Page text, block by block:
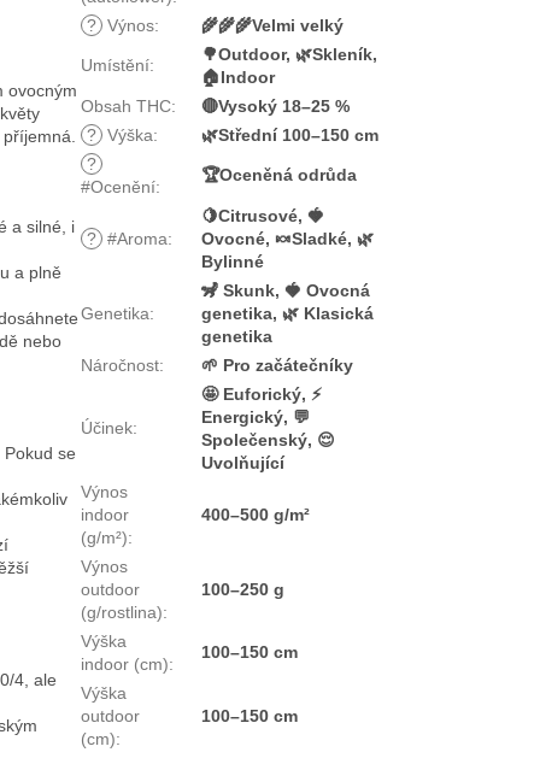
ovocným
a silné, i
a plně
nebo
se
4, ale
? Výnos: 🌾🌾🌾Velmi velký
Umístění:
🌳Outdoor, 🌿Skleník,
🏠Indoor
Obsah THC:
🔴Vysoký 18–25 %
? Výška:
🌿Střední 100–150 cm
?
#Ocenění:
🏆Oceněná odrůda
? #Aroma:
🍋Citrusové, 🍓
Ovocné, 🍬Sladké, 🌿
Bylinné
Genetika:
🦨 Skunk, 🍓 Ovocná
genetika, 🌿 Klasická
genetika
Náročnost: 🌱 Pro začátečníky
Účinek:
🤩 Euforický, ⚡
Energický, 💬
Společenský, 😌
Uvolňující
Výnos
indoor
(g/m²):
400–500 g/m²
Výnos
outdoor
(g/rostlina):
100–250 g
Výška
indoor (cm):
100–150 cm
Výška
outdoor
(cm):
100–150 cm